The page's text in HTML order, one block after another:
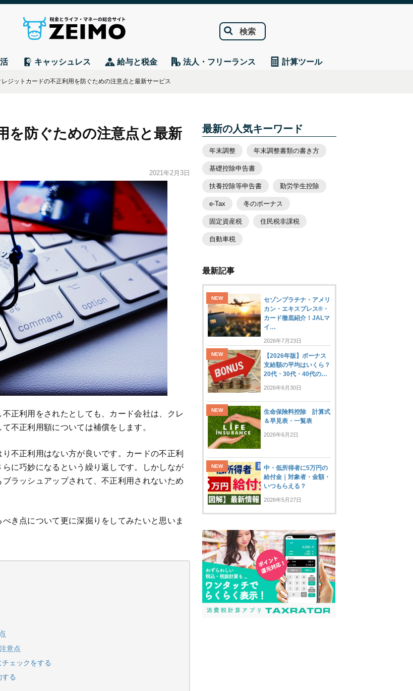
検索
キャッシュレス 給与と税金 法人・フリーランス 計算ツール
レジットカードの不正利用を防ぐための注意点と最新サービス
を防ぐための注意点と最新
2021年2月3日
正利用をされたとしても、カード会社は、クレ
不正利用額については補償をします。
不正利用はない方が良いです。カードの不正利
に巧妙になるという繰り返しです。しかしなが
ラッシュアップされて、不正利用されないため
き点について更に深掘りをしてみたいと思いま
意点
ェックをする
る
最新の人気キーワード
年末調整 年末調整書類の書き方
基礎控除申告書
扶養控除等申告書 勤労学生控除
e-Tax 冬のボーナス
固定資産税 住民税非課税
自動車税
最新記事
セゾンプラチナ・アメリ
カン・エキスプレス®・
カード徹底紹介！JALマ
イ…
2026年7月23日
【2026年版】ボーナス
支給額の平均はいくら？
20代・30代・40代の…
2026年6月30日
生命保険料控除 計算式
＆早見表・一覧表
2026年6月2日
中・低所得者に5万円の
給付金｜対象者・金額・
いつもらえる？
2026年5月27日